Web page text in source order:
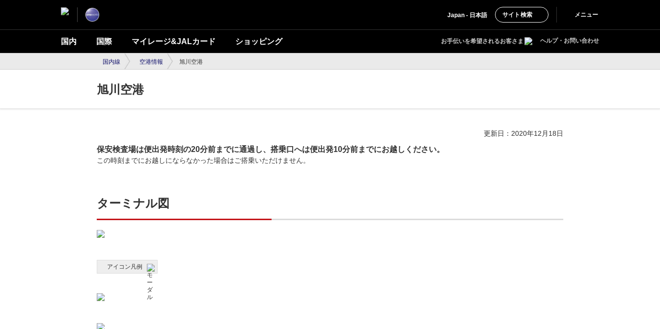
Japan - 日本語 サイト検索 メニュー
国内 国際 マイレージ&JALカード ショッピング お手伝いを希望されるお客さま ヘルプ・お問い合わせ
国内線 空港情報 旭川空港
旭川空港
更新日：2020年12月18日
保安検査場は便出発時刻の20分前までに通過し、搭乗口へは便出発10分前までにお越しください。
この時刻までにお越しにならなかった場合はご搭乗いただけません。
ターミナル図
アイコン凡例